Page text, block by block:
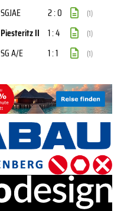
SGJAE 2 : 0 (1)
Piesteritz II 1 : 4 (1)
SG A/E 1 : 1 (1)